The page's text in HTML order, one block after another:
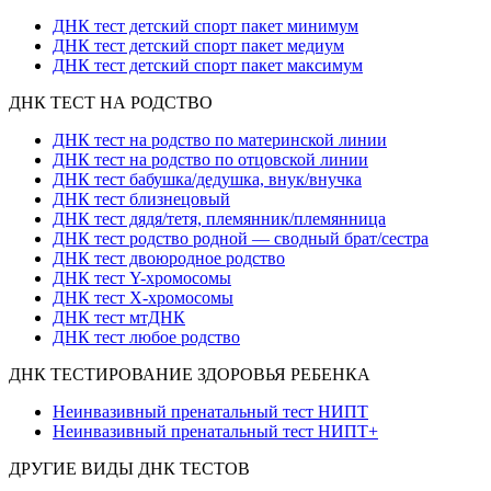
ДНК тест детский спорт пакет минимум
ДНК тест детский спорт пакет медиум
ДНК тест детский спорт пакет максимум
ДНК ТЕСТ НА РОДСТВО
ДНК тест на родство по материнской линии
ДНК тест на родство по отцовской линии
ДНК тест бабушка/дедушка, внук/внучка
ДНК тест близнецовый
ДНК тест дядя/тетя, племянник/племянница
ДНК тест родство родной — сводный брат/сестра
ДНК тест двоюродное родство
ДНК тест Y-хромосомы
ДНК тест X-хромосомы
ДНК тест мтДНК
ДНК тест любое родство
ДНК ТЕСТИРОВАНИЕ ЗДОРОВЬЯ РЕБЕНКА
Неинвазивный пренатальный тест НИПТ
Неинвазивный пренатальный тест НИПТ+
ДРУГИЕ ВИДЫ ДНК ТЕСТОВ